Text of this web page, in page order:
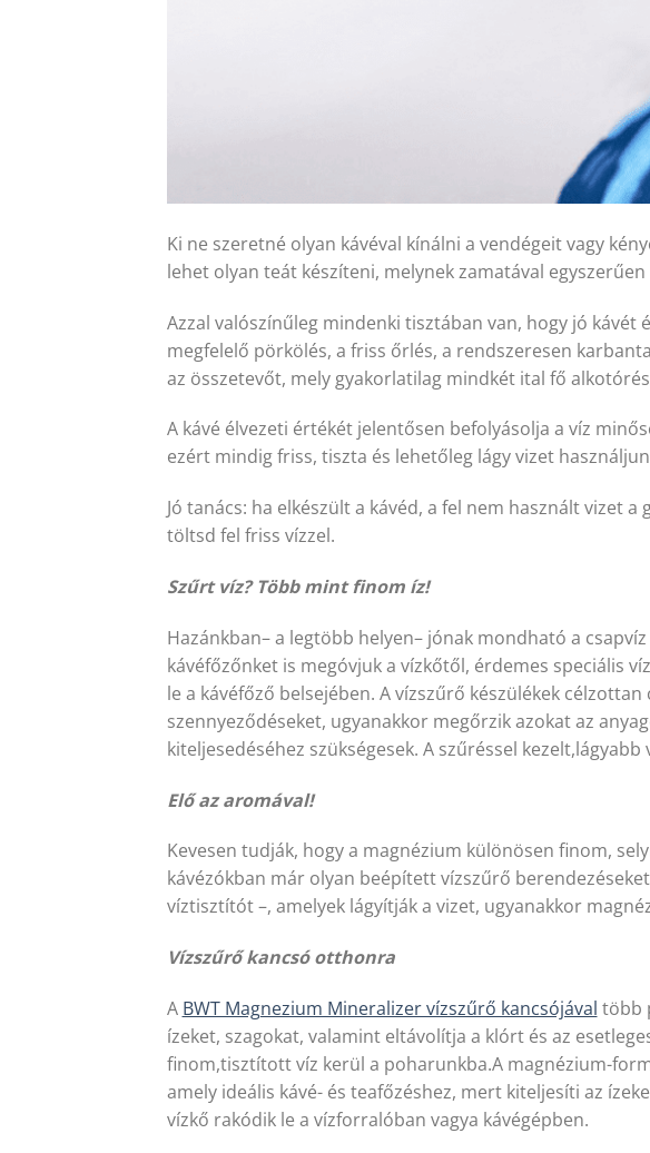
Ki ne szeretné olyan kávéval kínálni a vendégeit vagy
lehet olyan teát készíteni, melynek zamatával
Azzal valószínűleg mindenki tisztában van, hogy jó
megfelelő pörkölés, a friss őrlés, a rendszeresen
az összetevőt, mely gyakorlatilag mindkét ital fő
A kávé élvezeti értékét jelentősen befolyásolja a víz
ezért mindig friss, tiszta és lehetőleg lágy vizet
Jó tanács: ha elkészült a kávéd, a fel nem használt vizet
töltsd fel friss vízzel.
Szűrt víz? Több mint finom íz!
Hazánkban– a legtöbb helyen– jónak mondható a
kávéfőzőnket is megóvjuk a vízkőtől, érdemes speciális
le a kávéfőző belsejében. A vízszűrő készülékek
szennyeződéseket, ugyanakkor megőrzik azokat az
kiteljesedéséhez szükségesek. A szűréssel
Elő az aromával!
Kevesen tudják, hogy a magnézium különösen finom,
kávézókban már olyan beépített vízszűrő
víztisztítót –, amelyek lágyítják a vizet, ugyanakkor
Vízszűrő kancsó otthonra
A BWT Magnezium Mineralizer vízszűrő kancsójával több
ízeket, szagokat, valamint eltávolítja a klórt és az
finom,tisztított víz kerül a poharunkba.A magnézium-
amely ideális kávé- és teafőzéshez, mert kiteljesíti az
vízkő rakódik le a vízforralóban vagya kávégépben.